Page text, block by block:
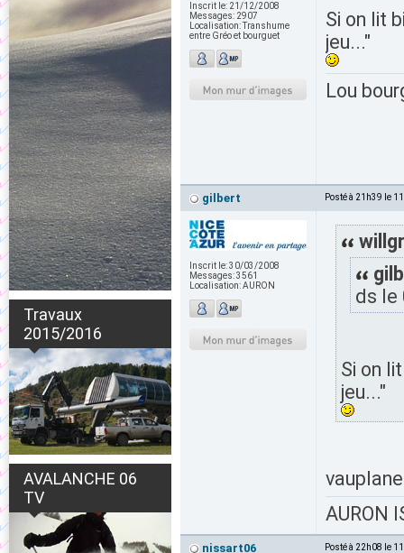
Travaux
2015/2016
AVALANCHE 06
TV
Inscrit le: 21/12/2008
Messages: 2907
Localisation:Transhume
entre Gréo et bourguet
Si on lit
jeu..."
Lou
gilbert Posté à 21h39 le
Inscrit le:30/03/2008
Messages:3561
Localisation:AURON
ds le
Si on
jeu..."
vauplane
AURON
nissart06 Posté à 22h08 le